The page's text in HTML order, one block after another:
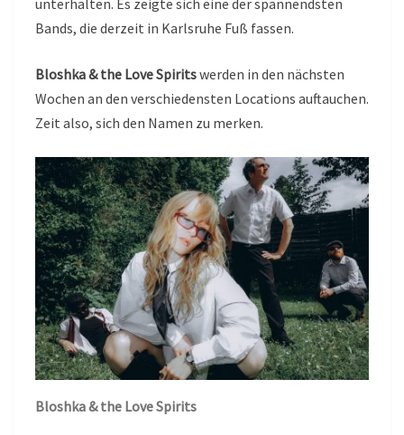
Bands, die derzeit in Karlsruhe Fuß fassen.
Bloshka & the Love Spiritswerden in den nächsten
Wochen an den verschiedensten Locations auftauchen.
Zeit also, sich den Namen zu merken.
Bloshka & the Love Spirits